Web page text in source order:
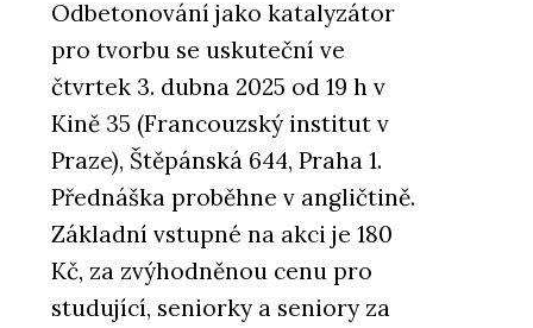
Odbetonování jako katalyzátor
pro tvorbu se uskuteční ve
čtvrtek 3. dubna 2025 od 19 h v
Kině 35 (Francouzský institut v
Praze), Štěpánská 644, Praha 1.
Přednáška proběhne v angličtině.
Základní vstupné na akci je 180
Kč, za zvýhodněnou cenu pro
studující, seniorky a seniory za